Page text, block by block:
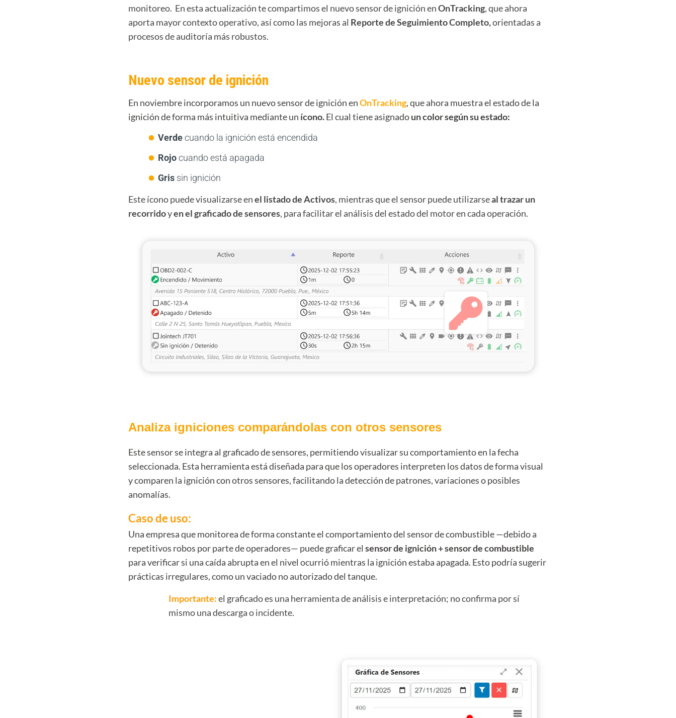
monitoreo. En esta actualización te compartimos el nuevo sensor de ignición enOnTracking, que ahora
aporta mayor contexto operativo, así como las mejoras al Reporte de Seguimiento Completo,orientadas a
procesos de auditoría más robustos.
Nuevo sensor de ignición
En noviembre incorporamos un nuevo sensor de ignición enOnTracking, que ahora muestra el estado de la
ignición de forma más intuitiva mediante un ícono.El cual tiene asignadoun color según su estado:
Verdecuando la ignición está encendida
Rojocuando está apagada
Gris sin ignición
Este ícono puede visualizarse enel listado de Activos, mientras que el sensor puede utilizarseal trazar un
recorridoyen el graficado de sensores, para facilitar el análisis del estado del motor en cada operación.
Analiza igniciones comparándolas con otros sensores
Este sensor se integra al graficado de sensores, permitiendo visualizar su comportamiento en la fecha
seleccionada. Esta herramienta está diseñada para que los operadores interpreten los datos de forma visual
y comparen la ignición con otros sensores, facilitando la detección de patrones, variaciones o posibles
anomalías.
Caso de uso:
Una empresa que monitorea de forma constante el comportamiento del sensor de combustible —debido a
repetitivos robos por parte de operadores— puede graficar elsensor de ignición + sensor de combustible
para verificar si una caída abrupta en el nivel ocurrió mientras la ignición estaba apagada. Esto podría sugerir
prácticas irregulares, como un vaciado no autorizado del tanque.
Importante:el graficado es una herramienta de análisis e interpretación; no confirma por sí
mismo una descarga o incidente.